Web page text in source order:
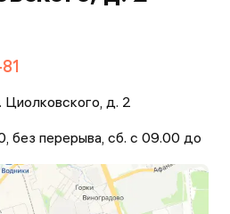
Циолковского, д. 2
без перерыва, сб. с 09.00 до